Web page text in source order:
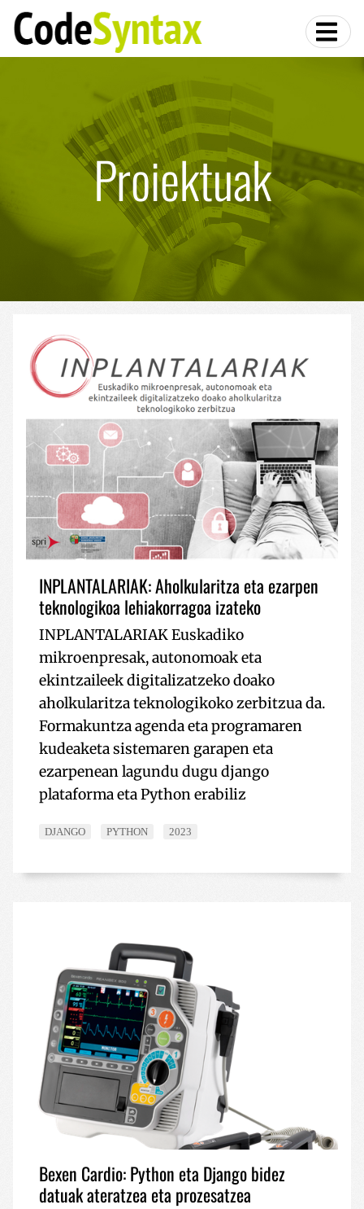
Proiektuak
INPLANTALARIAK: Aholkularitza eta ezarpen
teknologikoa lehiakorragoa izateko
INPLANTALARIAK Euskadiko
mikroenpresak, autonomoak eta
ekintzaileek digitalizatzeko doako
aholkularitza teknologikoko zerbitzua da.
Formakuntza agenda eta programaren
kudeaketa sistemaren garapen eta
ezarpenean lagundu dugu django
plataforma eta Python erabiliz
DJANGO PYTHON 2023
Bexen Cardio: Python eta Django bidez
datuak ateratzea eta prozesatzea